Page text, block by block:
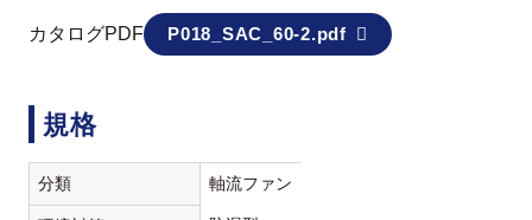
カタログPDF P018_SAC_60-2.pdf
規格
分類 軸流ファン